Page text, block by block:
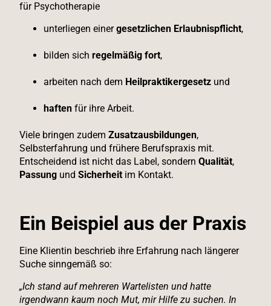
für Psychotherapie
unterliegen einergesetzlichen Erlaubnispflicht,
bilden sich regelmäßig fort,
arbeiten nach dem Heilpraktikergesetz und
haften für ihre Arbeit.
Viele bringen zudem Zusatzausbildungen,
Selbsterfahrung und frühere Berufspraxis mit.
Entscheidend ist nicht das Label, sondern Qualität,
Passung und Sicherheit im Kontakt.
Ein Beispiel aus der Praxis
Eine Klientin beschrieb ihre Erfahrung nach längerer
Suche sinngemäß so:
„Ich stand auf mehreren Wartelisten und hatte
irgendwann kaum noch Mut, mir Hilfe zu suchen. In